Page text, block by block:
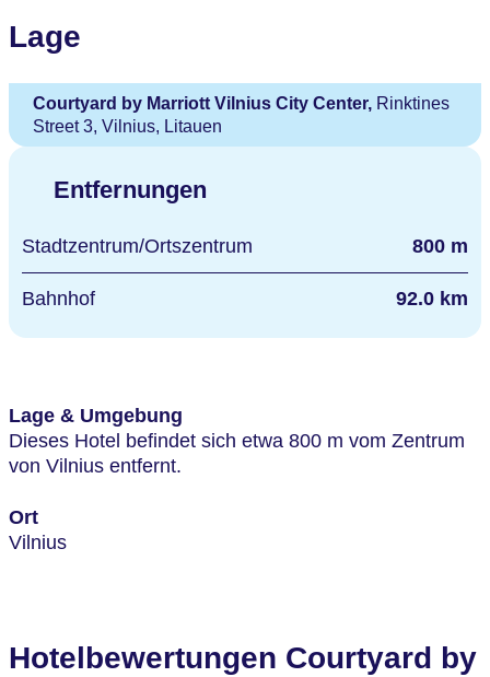
Lage
Courtyard by Marriott Vilnius City Center, Rinktines
Street 3, Vilnius, Litauen
Entfernungen
Stadtzentrum/Ortszentrum 800 m
Bahnhof 92.0 km
Lage & Umgebung
Dieses Hotel befindet sich etwa 800 m vom Zentrum
von Vilnius entfernt.
Ort
Vilnius
Hotelbewertungen Courtyard by